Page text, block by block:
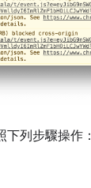
列步驟操作：